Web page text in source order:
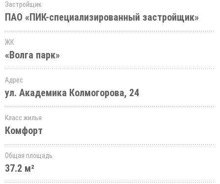
Застройщик
ПАО «ПИК-специализированный застройщик»
ЖК
«Волга парк»
Адрес
ул. Академика Колмогорова, 24
Класс жилья
Комфорт
Общая площадь
37.2 м²